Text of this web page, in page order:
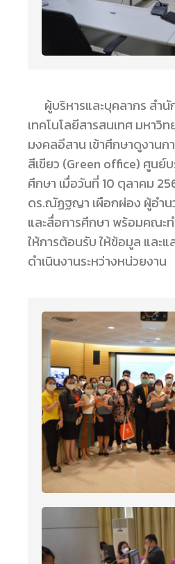
ผู้บริหารและบุคลากร สำนั
เทคโนโลยีสารสนเทศ มหาวิ
มงคลอีสาน เข้าศึกษาดูงานก
สีเขียว (Green office) ศูนย์
ศึกษา เมื่อวันที่ 10 ตุลาคม
ดร.ณัฏฐญา เผือกผ่อง ผู้อำ
และสื่อการศึกษา พร้อมคณะ
ให้การต้อนรับ ให้ข้อมูล และ
ดำเนินงานระหว่างหน่วยงาน